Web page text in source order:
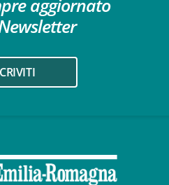
aggiornato